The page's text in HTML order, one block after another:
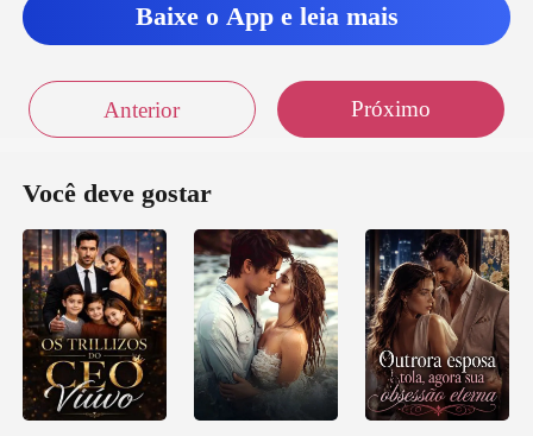
Baixe o App e leia mais
Anterior Próximo
Você deve gostar